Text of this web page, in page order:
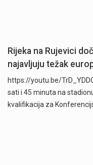
Rijeka na Rujevici
najavljuju težak
https://youtu.be/
sati i 45 minuta na
kvalifikacija za